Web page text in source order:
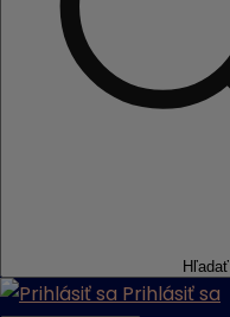
Hľadať
Prihlásiť sa